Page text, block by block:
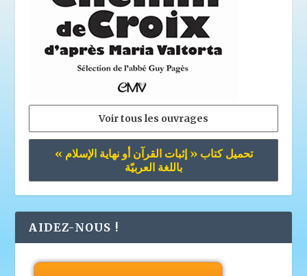
Voir tous les ouvrages
تحميل كتاب « إثبات القرآن أو نهاية الإسلام »
باللغة العربيّة
AIDEZ-NOUS !